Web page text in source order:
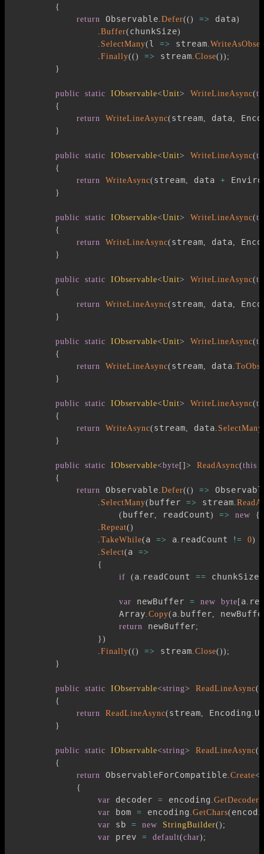
{
return Observable.Defer(() => data)
.Buffer( chunkSize)
. SelectMany( l => stream.
.Finally(() => stream.Close()) ;
}
public static IObservable<Unit> WriteLineAsync(
{
return
WriteLineAsync( stream, data,
}
public static IObservable<Unit> WriteLineAsync(
{
return
WriteAsync( stream, data +
}
public static IObservable<Unit> WriteLineAsync(
{
return
WriteLineAsync( stream, data,
}
public static IObservable<Unit> WriteLineAsync(
{
return
WriteLineAsync( stream, data,
}
public static IObservable<Unit> WriteLineAsync(
{
return
WriteLineAsync( stream, data.
}
public static IObservable<Unit> WriteLineAsync(
{
return
WriteAsync( stream, data. SelectMany
}
public static IObservable<byte [] > ReadAsync(this
{
return Observable.Defer(() =>
. SelectMany( buffer => stream.
( buffer, readCount) => new {
.Repeat()
.TakeWhile( a => a. readCount != 0)
. Select( a =>
{
if
( a. readCount == chunkSize
var newBuffer = new byte [ a.
                    Array
.Copy( a. buffer,
return newBuffer;
})
.Finally(() => stream.Close()) ;
}
public static IObservable<string> ReadLineAsync(
{
return
ReadLineAsync( stream, Encoding .
}
public static IObservable<string> ReadLineAsync(
{
return ObservableForCompatible.Create<
{
var decoder = encoding .GetDecoder
var bom = encoding .GetChars(
var sb = new StringBuilder() ;
var prev = default(char) ;